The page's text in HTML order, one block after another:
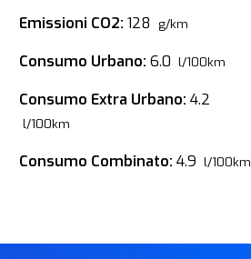
Emissioni CO2: 128 g/km
Consumo Urbano: 6.0 l/100km
Consumo Extra Urbano: 4.2
l/100km
Consumo Combinato: 4.9 l/100km